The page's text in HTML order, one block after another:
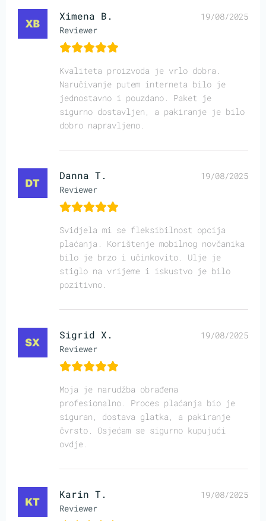
Ximena B.
Reviewer
19/08/2025
Kvaliteta proizvoda je vrlo dobra.
Naručivanje putem interneta bilo je
jednostavno i pouzdano. Paket je
sigurno dostavljen, a pakiranje je bilo
dobro napravljeno.
Danna T.
Reviewer
19/08/2025
Svidjela mi se fleksibilnost opcija
plaćanja. Korištenje mobilnog novčanika
bilo je brzo i učinkovito. Ulje je
stiglo na vrijeme i iskustvo je bilo
pozitivno.
Sigrid X.
Reviewer
19/08/2025
Moja je narudžba obrađena
profesionalno. Proces plaćanja bio je
siguran, dostava glatka, a pakiranje
čvrsto. Osjećam se sigurno kupujući
ovdje.
Karin T.
Reviewer
19/08/2025